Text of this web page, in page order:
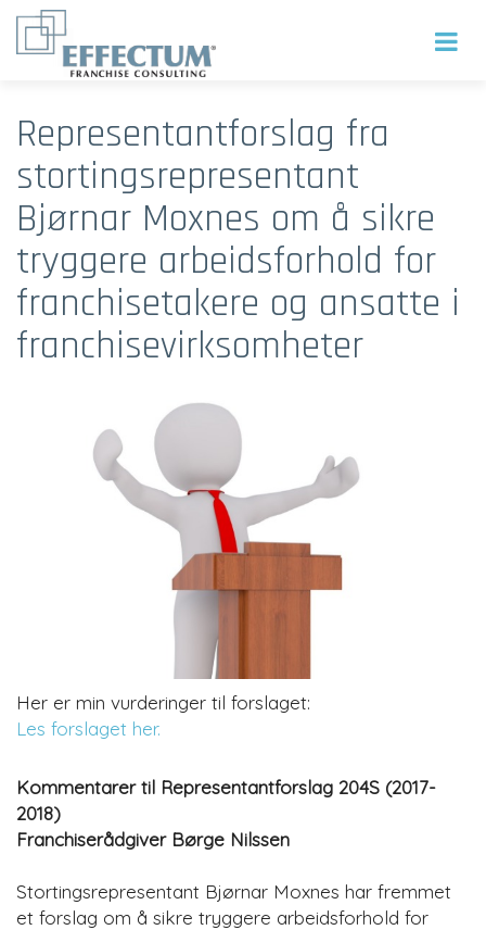
Representantforslag fra
stortingsrepresentant
Bjørnar Moxnes om å sikre
tryggere arbeidsforhold for
franchisetakere og ansatte i
franchisevirksomheter
Her er min vurderinger til forslaget:
Les forslaget her.
Kommentarer til Representantforslag 204S (2017-
2018)
Franchiserådgiver Børge Nilssen
Stortingsrepresentant Bjørnar Moxnes har fremmet
et forslag om å sikre tryggere arbeidsforhold for